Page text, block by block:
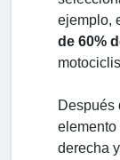
ejemplo,
de 60%
Después
elemento
derecha